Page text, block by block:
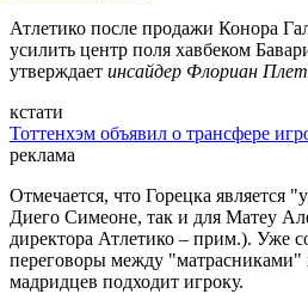
Атлетико после продажи Конора
усилить центр поля хавбеком
утверждает инсайдер Флориан
кстати
Тоттенхэм объявил о трансфере
реклама
Отмечается, что Горецка является
Диего Симеоне, так и для Матеу
директора Атлетико – прим.). Уже
переговоры между "матрасниками"
мадридцев подходит игроку.